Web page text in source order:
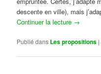
descente en ville), mais
Continuer la lecture →
Publié dans Les propositions |